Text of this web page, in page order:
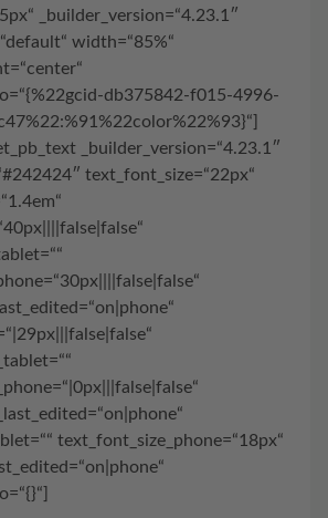
_builder_version=“4.23.1″
width=“85%“
db375842-f015-4996-
_builder_version=“4.23.1″
text_font_size=“22px“
text_font_size_phone=“18px“